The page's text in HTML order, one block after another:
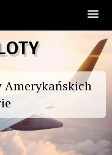
Amerykańskich